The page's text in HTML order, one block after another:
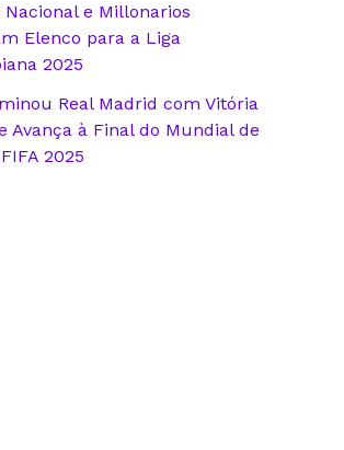
e Millonarios
Elenco para a Liga
2025
Real Madrid com Vitória
Avança à Final do Mundial de
2025